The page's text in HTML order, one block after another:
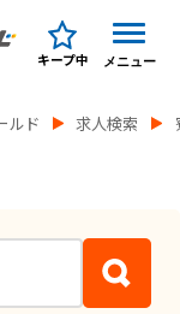
キープ中 メニュー
ルド 求人検索